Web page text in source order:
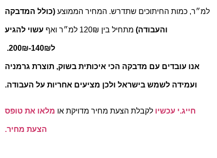
למ״ר, כמות החיתוכים שתדרש. המחיר הממוצע (כולל המדבקה
והעבודה) מתחיל בין 120₪ למ״ר ואף עשוי להגיע
ל140₪-200₪.
אנו עובדים עם מדבקה הכי איכותית בשוק, תוצרת גרמניה
ועמידה לשמש בישראל ולכן מציעים אחריות על העבודה.
חייג.י עכשיו לקבלת הצעת מחיר מדויקת או מלאו את טופס
הצעת מחיר.